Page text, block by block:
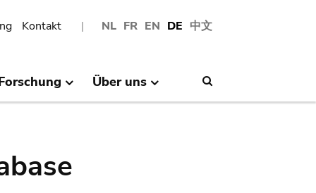
NL FR EN DE 中文
Kontakt
Über uns